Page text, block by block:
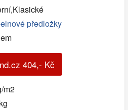
předložky
404,- Kč
m2